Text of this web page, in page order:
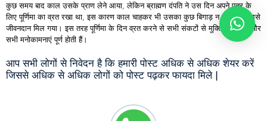
कुछ समय बाद काल उसके प्राण लेने आया, लेकिन ब्राह्मण दंपति ने उस दिन अपने पुत्र के
लिए पूर्णिमा का व्रत रखा था, इस कारण काल चाहकर भी उसका कुछ बिगाड़ न सका और उसे
जीवनदान मिल गया। इस तरह पूर्णिमा के दिन व्रत करने से सभी संकटों से मुक्ति मिलती है और
सभी मनोकामनाएं पूर्ण होती हैं।
आप सभी लोगों से निवेदन है कि हमारी पोस्ट अधिक से अधिक शेयर करें
जिससे अधिक से अधिक लोगों को पोस्ट पढ़कर फायदा मिले |